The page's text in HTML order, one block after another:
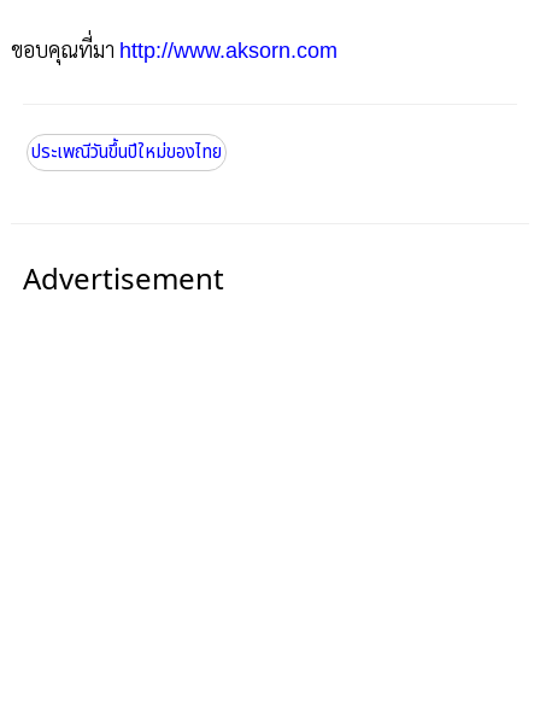
ขอบคุณที่มา http://www.aksorn.com
ประเพณีวันขึ้นปีใหม่ของไทย
Advertisement